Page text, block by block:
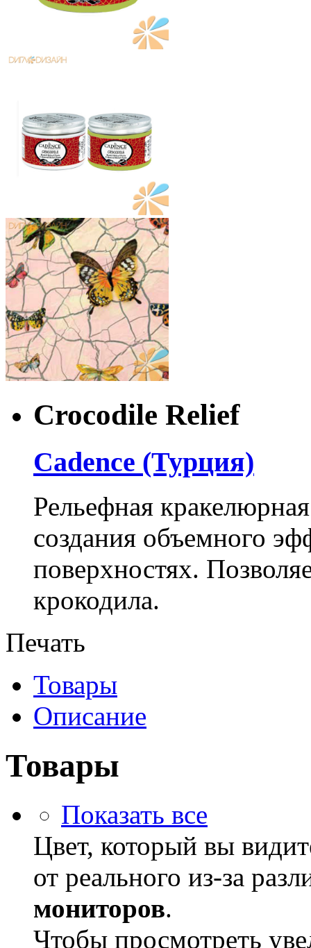
Crocodile Relief
Cadence (Турция)
Рельефная
создания объемного
поверхностях.
крокодила.
Печать
Товары
Описание
Товары
Показать все
Цвет, который вы
от реального из-за
мониторов.
Чтобы просмотреть